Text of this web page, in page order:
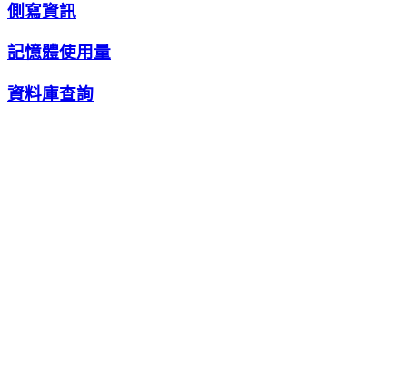
側寫資訊
記憶體使用量
資料庫查詢